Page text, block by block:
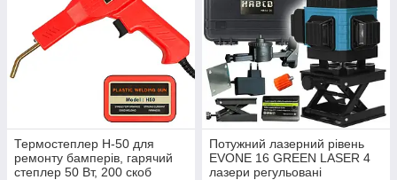
Термостеплер H-50 для
ремонту бамперів, гарячий
степлер 50 Вт, 200 скоб
Потужний лазерний рівень
EVONE 16 GREEN LASER 4
лазери регульовані